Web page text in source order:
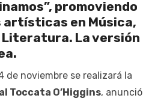
promoviendo
artísticas en Música,
Literatura. La versión
de noviembre se realizará la
Toccata O’Higgins, anunció